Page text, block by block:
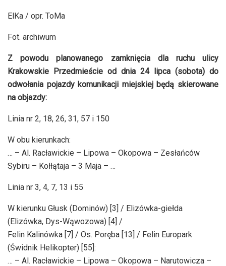
ElKa / opr. ToMa
Fot. archiwum
Z powodu planowanego zamknięcia dla ruchu ulicy
Krakowskie Przedmieście od dnia 24 lipca (sobota) do
odwołania pojazdy komunikacji miejskiej będą skierowane
na objazdy:
Linia nr 2, 18, 26, 31, 57 i 150
W obu kierunkach:
… – Al. Racławickie – Lipowa – Okopowa – Zesłańców
Sybiru – Kołłątaja – 3 Maja – …
Linia nr 3, 4, 7, 13 i 55
W kierunku Głusk (Dominów) [3] / Elizówka-giełda
(Elizówka, Dys-Wąwozowa) [4] /
Felin Kalinówka [7] / Os. Poręba [13] / Felin Europark
(Świdnik Helikopter) [55]:
… – Al. Racławickie – Lipowa – Okopowa – Narutowicza –